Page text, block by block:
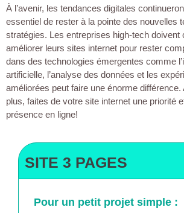
À l’avenir, les tendances digitales
essentiel de rester à la pointe des nouvelles
stratégies. Les entreprises high-tech doivent
améliorer leurs sites internet pour rester
dans des technologies émergentes comme
artificielle, l’analyse des données et les
améliorées peut faire une énorme différence.
plus, faites de votre site internet une priorité
présence en ligne!
SITE 3 PAGES
Pour un petit projet simple :